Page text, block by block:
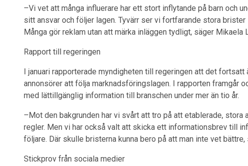
–Vi vet att många influerare har ett stort inflytande på barn och
sitt ansvar och följer lagen. Tyvärr ser vi fortfarande stora
Många gör reklam utan att märka inläggen tydligt, säger Mikaela
Rapport till regeringen
I januari rapporterade myndigheten till regeringen att det fortsatt
annonsörer att följa marknadsföringslagen. I rapporten framgår
med lättillgänglig information till branschen under mer än tio år.
–Mot den bakgrunden har vi svårt att tro på att etablerade, stora
regler. Men vi har också valt att skicka ett informationsbrev till
följare. Där skulle bristerna kunna bero på att man inte vet
Stickprov från sociala medier